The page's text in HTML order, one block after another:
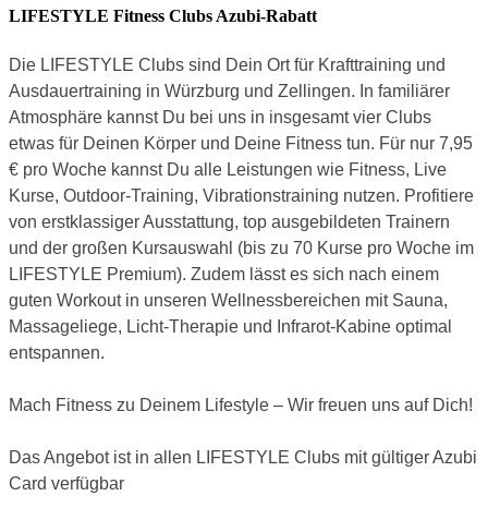
LIFESTYLE Fitness Clubs Azubi-Rabatt
Die LIFESTYLE Clubs sind Dein Ort für Krafttraining und
Ausdauertraining in Würzburg und Zellingen. In familiärer
Atmosphäre kannst Du bei uns in insgesamt vier Clubs
etwas für Deinen Körper und Deine Fitness tun. Für nur 7,95
€ pro Woche kannst Du alle Leistungen wie Fitness, Live
Kurse, Outdoor-Training, Vibrationstraining nutzen. Profitiere
von erstklassiger Ausstattung, top ausgebildeten Trainern
und der großen Kursauswahl (bis zu 70 Kurse pro Woche im
LIFESTYLE Premium). Zudem lässt es sich nach einem
guten Workout in unseren Wellnessbereichen mit Sauna,
Massageliege, Licht-Therapie und Infrarot-Kabine optimal
entspannen.
Mach Fitness zu Deinem Lifestyle – Wir freuen uns auf Dich!
Das Angebot ist in allen LIFESTYLE Clubs mit gültiger Azubi
Card verfügbar